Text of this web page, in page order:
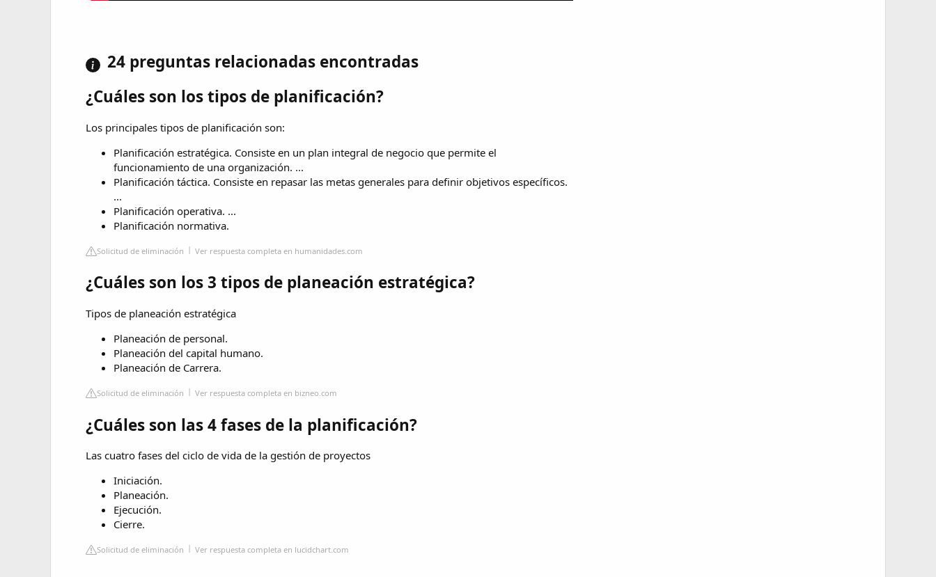
24 preguntas relacionadas encontradas
¿Cuáles son los tipos de planificación?
Los principales tipos de planificación son:
Planificación estratégica. Consiste en un plan integral de negocio que permite el
funcionamiento de una organización. ...
Planificación táctica. Consiste en repasar las metas generales para definir objetivos específicos.
...
Planificación operativa. ...
Planificación normativa.
Solicitud de eliminación Ver respuesta completa en humanidades.com
¿Cuáles son los 3 tipos de planeación estratégica?
Tipos de planeación estratégica
Planeación de personal.
Planeación del capital humano.
Planeación de Carrera.
Solicitud de eliminación Ver respuesta completa en bizneo.com
¿Cuáles son las 4 fases de la planificación?
Las cuatro fases del ciclo de vida de la gestión de proyectos
Iniciación.
Planeación.
Ejecución.
Cierre.
Solicitud de eliminación Ver respuesta completa en lucidchart.com